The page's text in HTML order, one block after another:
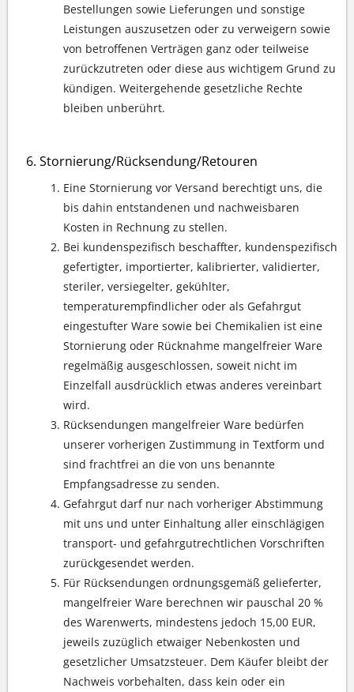
Bestellungen sowie Lieferungen und sonstige
Leistungen auszusetzen oder zu verweigern sowie
von betroffenen Verträgen ganz oder teilweise
zurückzutreten oder diese aus wichtigem Grund zu
kündigen. Weitergehende gesetzliche Rechte
bleiben unberührt.
Stornierung/Rücksendung/Retouren
Eine Stornierung vor Versand berechtigt uns, die
bis dahin entstandenen und nachweisbaren
Kosten in Rechnung zu stellen.
Bei kundenspezifisch beschaffter, kundenspezifisch
gefertigter, importierter, kalibrierter, validierter,
steriler, versiegelter, gekühlter,
temperaturempfindlicher oder als Gefahrgut
eingestufter Ware sowie bei Chemikalien ist eine
Stornierung oder Rücknahme mangelfreier Ware
regelmäßig ausgeschlossen, soweit nicht im
Einzelfall ausdrücklich etwas anderes vereinbart
wird.
Rücksendungen mangelfreier Ware bedürfen
unserer vorherigen Zustimmung in Textform und
sind frachtfrei an die von uns benannte
Empfangsadresse zu senden.
Gefahrgut darf nur nach vorheriger Abstimmung
mit uns und unter Einhaltung aller einschlägigen
transport- und gefahrgutrechtlichen Vorschriften
zurückgesendet werden.
Für Rücksendungen ordnungsgemäß gelieferter,
mangelfreier Ware berechnen wir pauschal 20 %
des Warenwerts, mindestens jedoch 15,00 EUR,
jeweils zuzüglich etwaiger Nebenkosten und
gesetzlicher Umsatzsteuer. Dem Käufer bleibt der
Nachweis vorbehalten, dass kein oder ein